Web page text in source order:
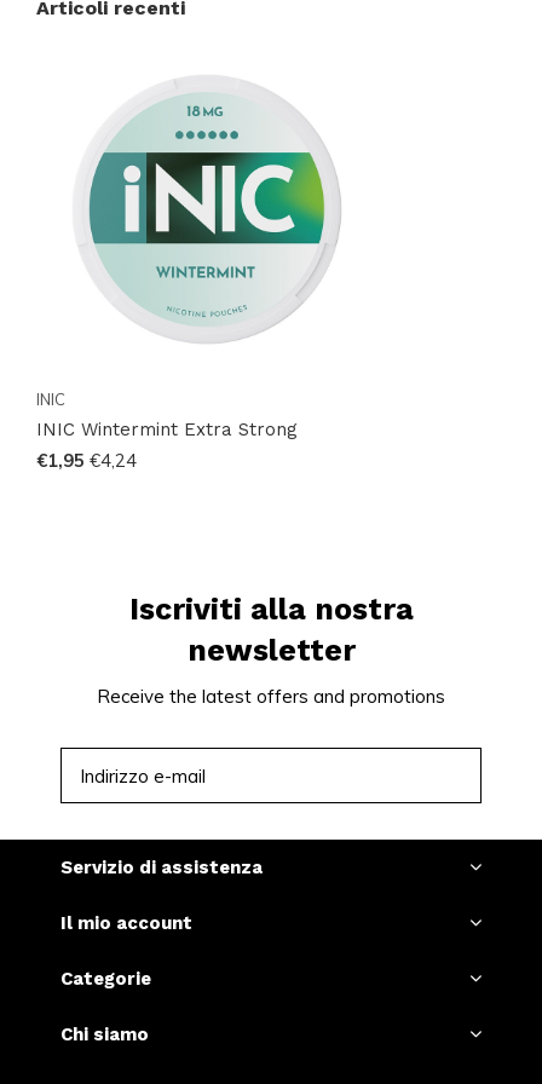
Articoli recenti
INIC
INIC Wintermint Extra Strong
€1,95 €4,24
Iscriviti alla nostra
newsletter
Receive the latest offers and promotions
Servizio di assistenza
Il mio account
Categorie
Chi siamo